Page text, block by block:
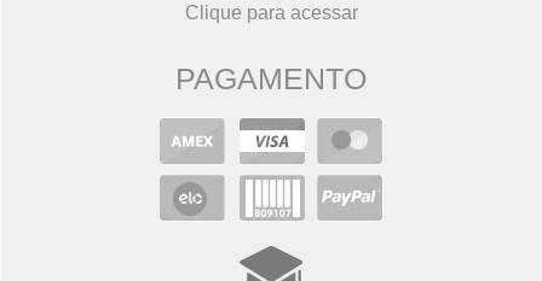
Clique para acessar
PAGAMENTO